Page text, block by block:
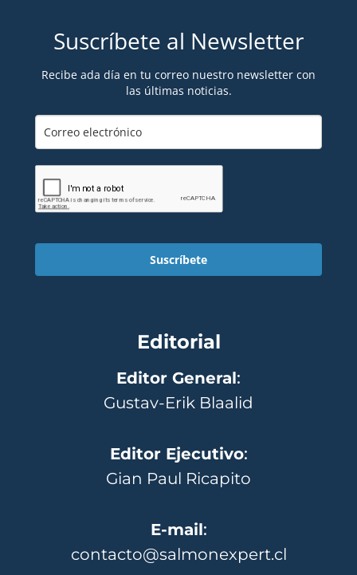
Suscríbete al Newsletter
Recibe ada día en tu correo nuestro newsletter con
las últimas noticias.
Suscríbete
Editorial
Editor General:
Gustav-Erik Blaalid
Editor Ejecutivo:
Gian Paul Ricapito
E-mail:
contacto@salmonexpert.cl